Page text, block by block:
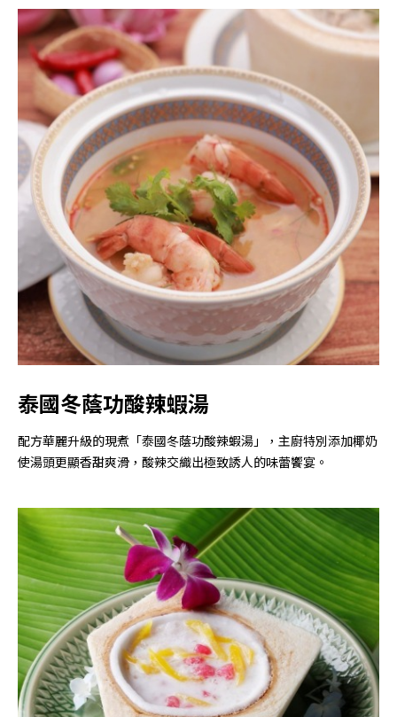
泰國冬蔭功酸辣蝦湯
配方華麗升級的現煮「泰國冬蔭功酸辣蝦湯」，主廚特別添加椰奶
使湯頭更顯香甜爽滑，酸辣交織出極致誘人的味蕾饗宴。